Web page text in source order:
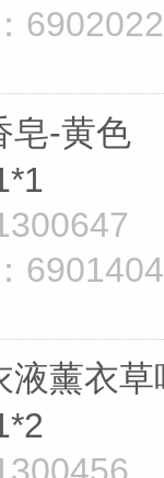
皂-黄色
液薰衣草